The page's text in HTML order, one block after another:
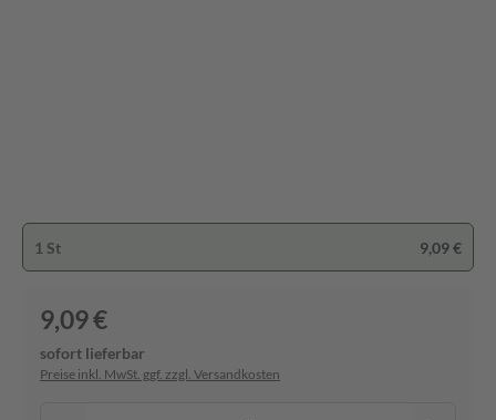
1 St 9,09 €
9,09 €
sofort lieferbar
Preise inkl. MwSt. ggf. zzgl. Versandkosten